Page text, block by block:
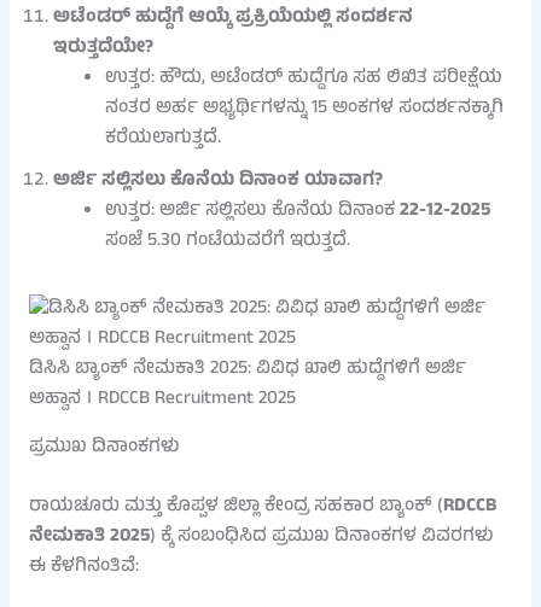
ಅಟೆಂಡರ್ ಹುದ್ದೆಗೆ ಆಯ್ಕೆ ಪ್ರಕ್ರಿಯೆಯಲ್ಲಿ ಸಂದರ್ಶನ
ಇರುತ್ತದೆಯೇ?
ಉತ್ತರ: ಹೌದು, ಅಟೆಂಡರ್ ಹುದ್ದೆಗೂ ಸಹ ಲಿಖಿತ ಪರೀಕ್ಷೆಯ
ನಂತರ ಅರ್ಹ ಅಭ್ಯರ್ಥಿಗಳನ್ನು 15 ಅಂಕಗಳ ಸಂದರ್ಶನಕ್ಕಾಗಿ
ಕರೆಯಲಾಗುತ್ತದೆ.
ಅರ್ಜಿ ಸಲ್ಲಿಸಲು ಕೊನೆಯ ದಿನಾಂಕ ಯಾವಾಗ?
ಉತ್ತರ: ಅರ್ಜಿ ಸಲ್ಲಿಸಲು ಕೊನೆಯ ದಿನಾಂಕ22-12-2025
ಸಂಜೆ 5.30 ಗಂಟೆಯವರೆಗೆ ಇರುತ್ತದೆ.
ಡಿಸಿಸಿ ಬ್ಯಾಂಕ್ ನೇಮಕಾತಿ 2025: ವಿವಿಧ ಖಾಲಿ ಹುದ್ದೆಗಳಿಗೆ ಅರ್ಜಿ
ಅಹ್ವಾನ । RDCCB Recruitment 2025
ಪ್ರಮುಖ ದಿನಾಂಕಗಳು
ರಾಯಚೂರು ಮತ್ತು ಕೊಪ್ಪಳ ಜಿಲ್ಲಾ ಕೇಂದ್ರ ಸಹಕಾರ ಬ್ಯಾಂಕ್ (RDCCB
ನೇಮಕಾತಿ 2025) ಕ್ಕೆ ಸಂಬಂಧಿಸಿದ ಪ್ರಮುಖ ದಿನಾಂಕಗಳ ವಿವರಗಳು
ಈ ಕೆಳಗಿನಂತಿವೆ: